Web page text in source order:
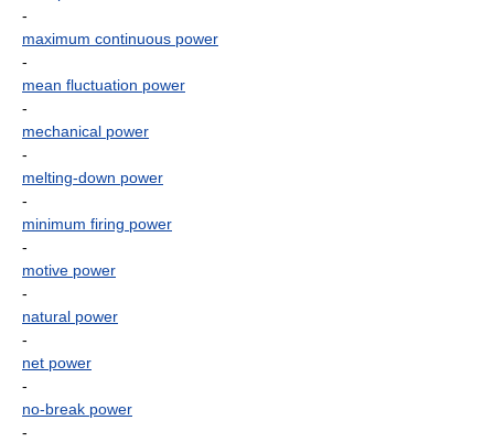
-
maximum continuous power
-
mean fluctuation power
-
mechanical power
-
melting-down power
-
minimum firing power
-
motive power
-
natural power
-
net power
-
no-break power
-